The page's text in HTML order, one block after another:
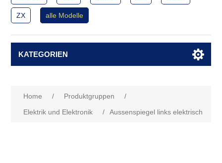
ZX alle Modelle
KATEGORIEN
Home / Produktgruppen
/
Elektrik und Elektronik
/ Aussenspiegel links elektrisch